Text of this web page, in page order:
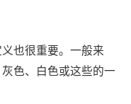
也很重要。一般来
色、白色或这些的一